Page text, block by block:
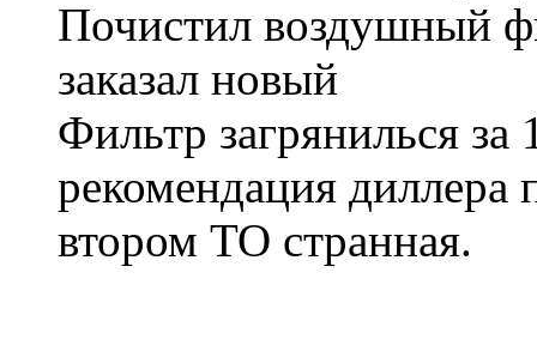
Почистил воздушный
заказал новый
Фильтр загрянилься за
рекомендация диллера
втором ТО странная.